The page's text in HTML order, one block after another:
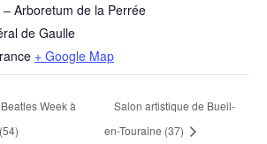
Arboretum de la Perrée
de Gaulle
+ Google Map
Week à
Salon artistique de Bueil-
en-Touraine (37)